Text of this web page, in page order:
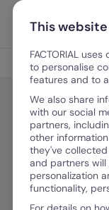
Ir para o conteúdo
Blog
Sara
This
FACTORIAL
to personalise
features and to
We also share
with our social
partners,
other
they've
and partners
personalization
functionality,